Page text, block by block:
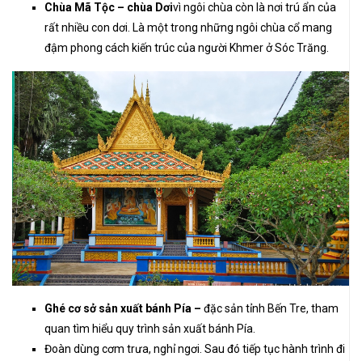
Chùa Mã Tộc – chùa Dơivì ngôi chùa còn là nơi trú ẩn của
rất nhiều con dơi. Là một trong những ngôi chùa cổ mang
đậm phong cách kiến trúc của người Khmer ở Sóc Trăng.
Ghé cơ sở sản xuất bánh Pía – đặc sản tỉnh Bến Tre, tham
quan tìm hiểu quy trình sản xuất bánh Pía.
Đoàn dùng cơm trưa, nghỉ ngơi. Sau đó tiếp tục hành trình đi